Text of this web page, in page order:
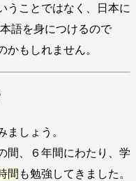
うことではなく、日本に
語を身につけるので
もしれません。
しょう。
間、６年間にわたり、学
間 も勉強してきました。